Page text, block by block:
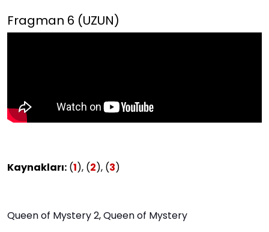
Fragman 6 (UZUN)
Kaynakları: (1), (2), (3)
Queen of Mystery 2,Queen of Mystery